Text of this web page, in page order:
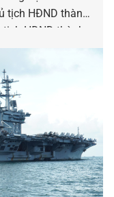
tịch HĐND thành
tịch HĐND thành